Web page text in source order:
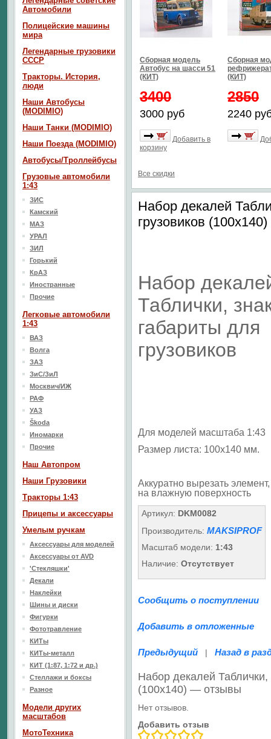
Сборная модель
Автобус на шасси 51
(КИТ)
3400
3000 руб
Добавить в
корзину
Сборная
(КИТ)
2850
2240
Все скидки
Набор декалей
грузовиков (100х140)
Набор
Таблички,
габариты для
грузовиков
Для моделей масштаба 1:43
Размер листа: 100х140 мм.
Аккуратно вырезать
на влажную поверхность
Артикул: DKM0082
Производитель: MAKSIPROF
Масштаб модели: 1:43
Наличие: Отсутствует
Сообщить о поступлении
Добавить в отложенные
Предыдущий | Назад в
Набор декалей Таблички,
(100х140) — отзывы
Нет отзывов.
Добавить отзыв
Автомобили
Полицейские машины
мира
Легендарные грузовики
СССР
Тракторы. История,
люди
Наши Автобусы
(MODIMIO)
Наши Танки (MODIMIO)
Наши Поезда (MODIMIO)
Автобусы/Троллейбусы
Грузовые автомобили
1:43
ЗИС
Камский
МАЗ
УРАЛ
ЗИЛ
Горький
КрАЗ
Иностранные
Прочие
Легковые автомобили
1:43
ВАЗ
Волга
ЗАЗ
ЗиС/ЗиЛ
Москвич/ИЖ
РАФ
УАЗ
Škoda
Иномарки
Прочие
Наш Aвтопром
Наши Грузовики
Тракторы 1:43
Прицепы и аксессуары
Умелым ручкам
Аксессуары для моделей
Аксессуары от AVD
'Стекляшки'
Декали
Наклейки
Шины и диски
Фигурки
Фототравление
КИТы
КИТы-металл
КИТ (1:87, 1:72 и др.)
Стеллажи и боксы
Разное
Модели других
масштабов
МотоТехника